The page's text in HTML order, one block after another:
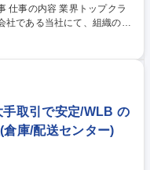
ラ
社である当社にて、組織の未
後の関西の組織拡大に向け、
するトップキャリア人材の
ップを実現！関西の不動産
目指しています。関西に住む
ます。 募集職種 ★
す「組織の未来をつくる」
手取引で安定/WLB の
庫/配送センター)